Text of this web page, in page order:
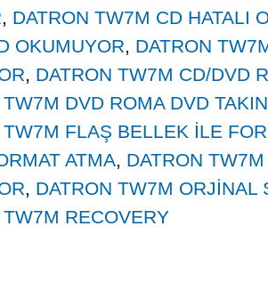
, DATRON TW7M CD HATALI
OKUMUYOR, DATRON
, DATRON TW7M CD/DVD
TW7M DVD ROMA DVD
TW7M FLAŞ BELLEK İLE
ATMA, DATRON
, DATRON TW7M ORJİNAL
TW7M RECOVERY